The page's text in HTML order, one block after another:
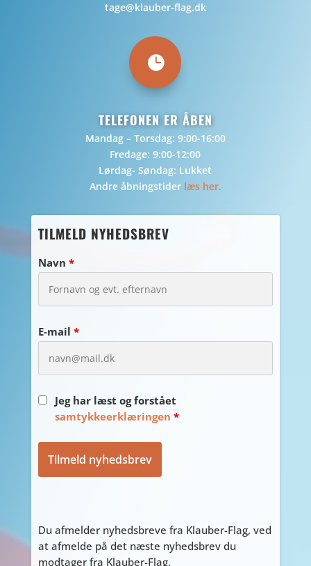
tage@klauber-flag.dk

TELEFONEN ER ÅBEN
Mandag – Torsdag: 9:00-16:00
Fredage: 9:00-12:00
Lørdag- Søndag: Lukket
Andre åbningstider læs her.
TILMELD NYHEDSBREV
Navn *
E-mail *
Jeg har læst og forstået
samtykkeerklæringen *
Du afmelder nyhedsbreve fra Klauber-Flag, ved
at afmelde på det næste nyhedsbrev du
modtager fra Klauber-Flag.